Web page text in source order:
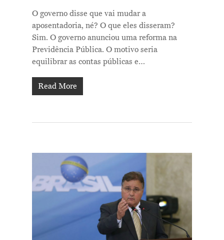
O governo disse que vai mudar a
aposentadoria, né? O que eles disseram?
Sim. O governo anunciou uma reforma na
Previdência Pública. O motivo seria
equilibrar as contas públicas e…
Read More